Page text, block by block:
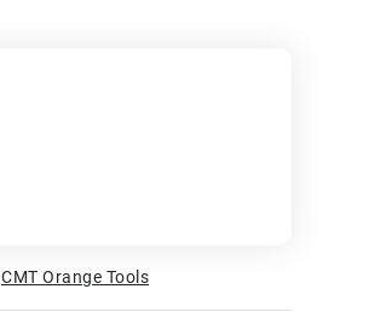
CMT Orange Tools